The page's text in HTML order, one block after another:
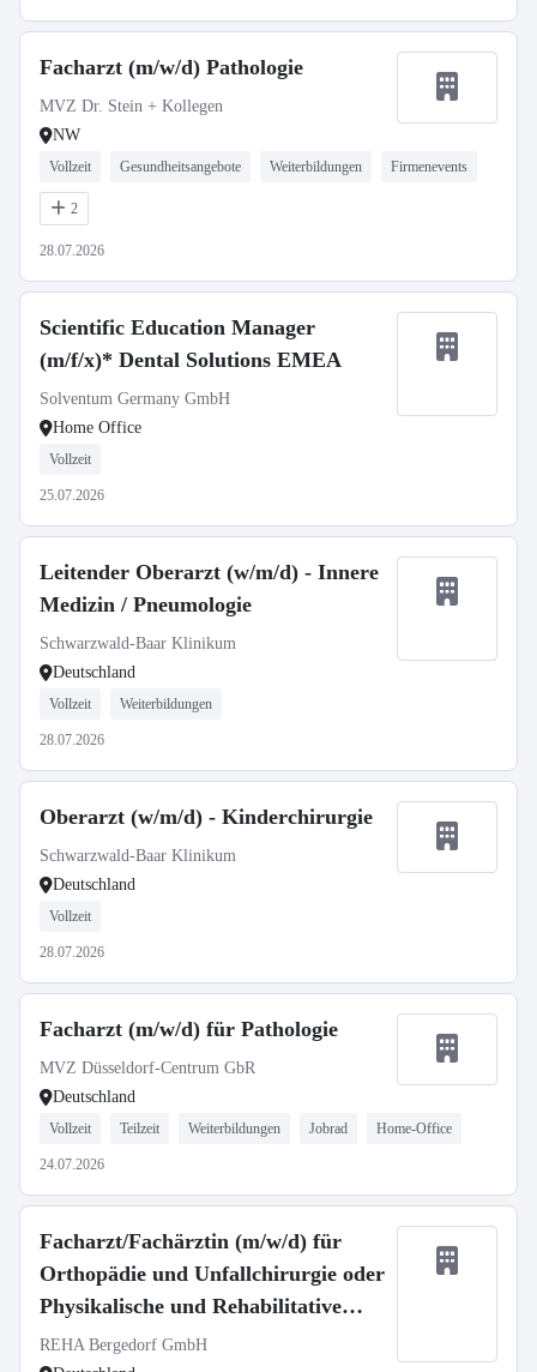
Facharzt (m/w/d) Pathologie
MVZ Dr. Stein + Kollegen
NW
Vollzeit Gesundheitsangebote Weiterbildungen Firmenevents
2
28.07.2026
Scientific Education Manager
(m/f/x)* Dental Solutions EMEA
Solventum Germany GmbH
Home Office
Vollzeit
25.07.2026
Leitender Oberarzt (w/m/d) - Innere
Medizin / Pneumologie
Schwarzwald-Baar Klinikum
Deutschland
Vollzeit Weiterbildungen
28.07.2026
Oberarzt (w/m/d) - Kinderchirurgie
Schwarzwald-Baar Klinikum
Deutschland
Vollzeit
28.07.2026
Facharzt (m/w/d) für Pathologie
MVZ Düsseldorf-Centrum GbR
Deutschland
Vollzeit Teilzeit Weiterbildungen Jobrad Home-Office
24.07.2026
Facharzt/Fachärztin (m/w/d) für
Orthopädie und Unfallchirurgie oder
Physikalische und Rehabilitative
Medizin
REHA Bergedorf GmbH